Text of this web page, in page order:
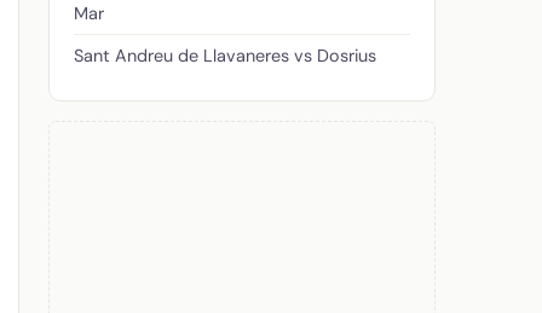
Mar
Sant Andreu de Llavaneres vs Dosrius